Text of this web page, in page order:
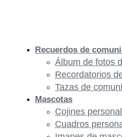
Recuerdos de
Álbum de fotos
Recordatorios
Tazas de
Mascotas
Cojines
Cuadros